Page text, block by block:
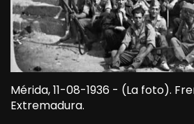
Mérida, 11-08-1936 - (La foto).
Extremadura.